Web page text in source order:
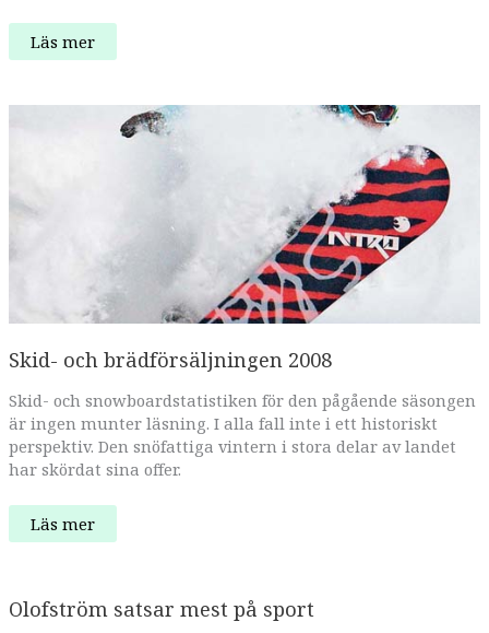
Nu
är
Idrottskvinnor
Läs mer
Skid- och brädförsäljningen 2008
Skid- och snowboardstatistiken för den pågående säsongen
är ingen munter läsning. I alla fall inte i ett historiskt
perspektiv. Den snöfattiga vintern i stora delar av landet
har skördat sina offer.
Skid-
och
Läs mer
Olofström satsar mest på sport